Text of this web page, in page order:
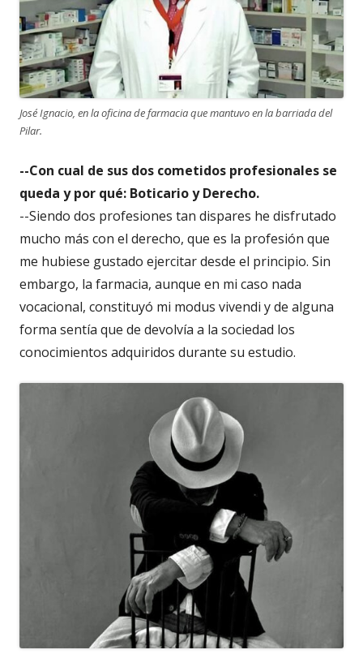
José Ignacio, en la oficina de farmacia que mantuvo en la barriada del
Pilar.
--Con cual de sus dos cometidos profesionales se
queda y por qué: Boticario y Derecho.
--Siendo dos profesiones tan dispares he disfrutado
mucho más con el derecho, que es la profesión que
me hubiese gustado ejercitar desde el principio. Sin
embargo, la farmacia, aunque en mi caso nada
vocacional, constituyó mi modus vivendi y de alguna
forma sentía que de devolvía a la sociedad los
conocimientos adquiridos durante su estudio.